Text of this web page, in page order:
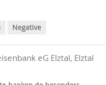
Negative
eG Elztal, Elztal